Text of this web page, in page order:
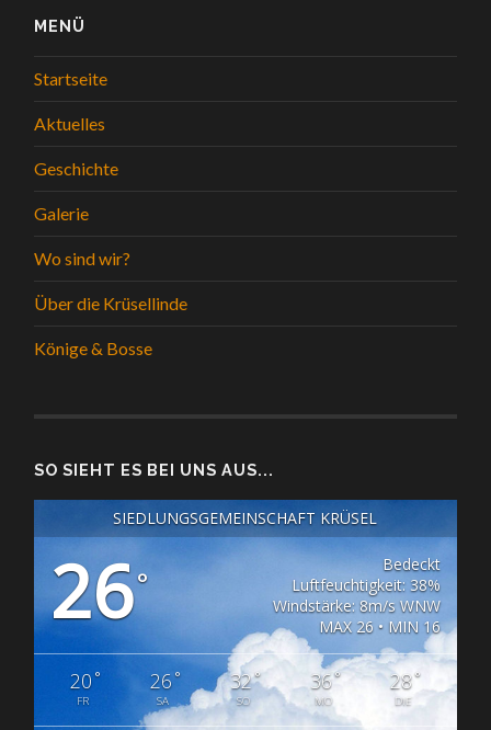
MENÜ
Startseite
Aktuelles
Geschichte
Galerie
Wo sind wir?
Über die Krüsellinde
Könige & Bosse
SO SIEHT ES BEI UNS AUS...
SIEDLUNGSGEMEINSCHAFT KRÜSEL
26°
Bedeckt
Luftfeuchtigkeit: 38%
Windstärke: 8m/s WNW
MAX 26 • MIN 16
20°
FR
26°
SA
32°
SO
36°
MO
28°
DIE